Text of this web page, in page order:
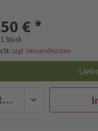
€ *
1 Stück
zzgl. Versandkosten